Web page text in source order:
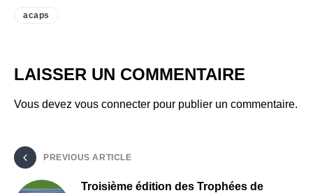
acaps
LAISSER UN COMMENTAIRE
Vous devez vous connecter pour publier un commentaire.
PREVIOUS ARTICLE
Troisième édition des Trophées de